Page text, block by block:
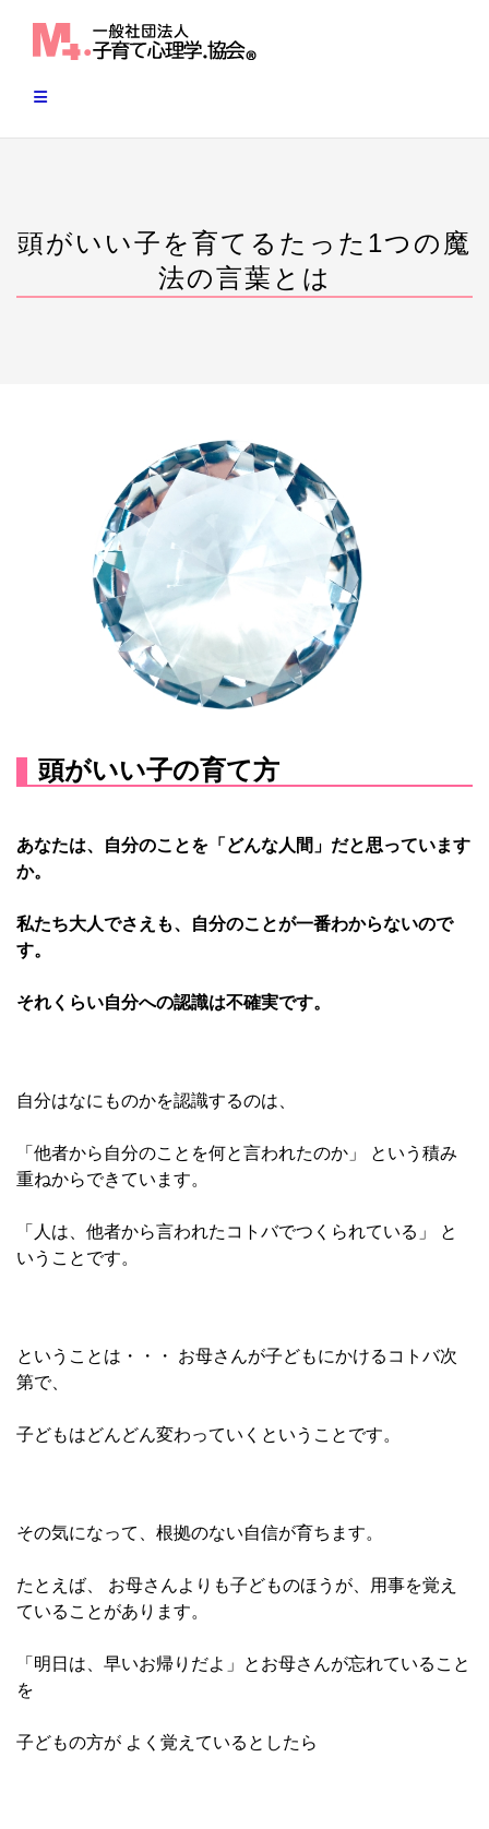
頭がいい子を育てるたった1つの魔
法の言葉とは
頭がいい子の育て方
あなたは、自分のことを「どんな人間」だと思っています
か。
私たち大人でさえも、自分のことが一番わからないので
す。
それくらい自分への認識は不確実です。
自分はなにものかを認識するのは、
「他者から自分のことを何と言われたのか」 という積み
重ねからできています。
「人は、他者から言われたコトバでつくられている」 と
いうことです。
ということは・・・ お母さんが子どもにかけるコトバ次
第で、
子どもはどんどん変わっていくということです。
その気になって、根拠のない自信が育ちます。
たとえば、 お母さんよりも子どものほうが、用事を覚え
ていることがあります。
「明日は、早いお帰りだよ」とお母さんが忘れていること
を
子どもの方が よく覚えているとしたら